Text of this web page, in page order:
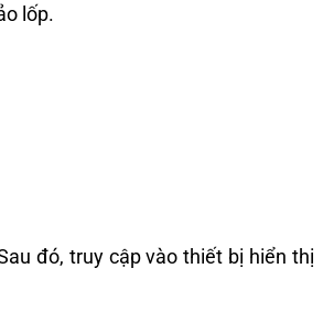
lốp.
đó, truy cập vào thiết bị hiển thị